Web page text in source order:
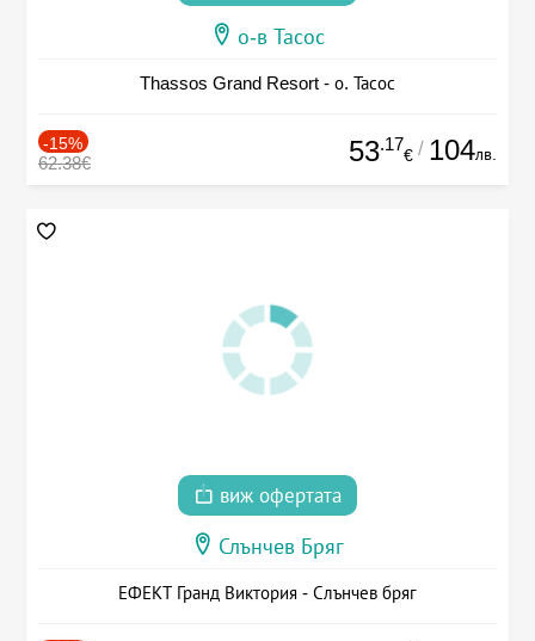
о-в Тасос
Thassos Grand Resort - о. Тасос
-15%
62.38€ 53.17
€ / 104лв.
виж офертата
Слънчев Бряг
ЕФЕКТ Гранд Виктория - Слънчев бряг